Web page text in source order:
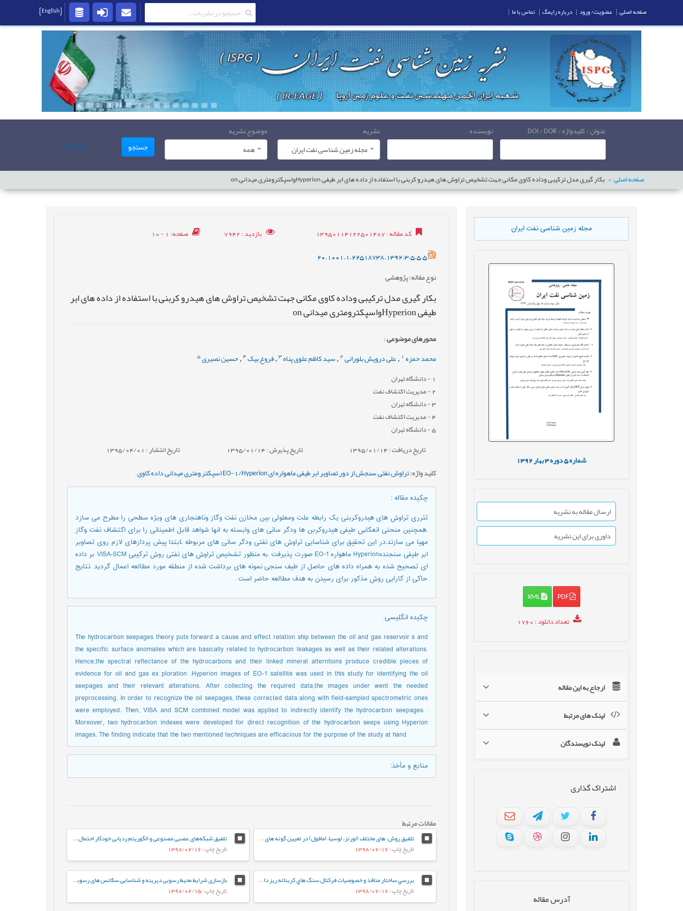
عنوان / کلیدواژه / DOI / DOR نویسنده
نشریه
مجله زمین شناسی نفت ایران
موضوع نشریه
همه
جستجو پیشرفته
صفحه اصلی بکار گیری مدل ترکیبی وداده کاوی مکانی جهت تشخیص تراوش های هیدرو کربنی با استفاده از داده های ابر طیفی Hyperionواسپکترومتری میدانی on
مجله زمین شناسی نفت ایران
شماره5 دوره3 بهار1392
ارسال مقاله به نشریه
داوری برای این نشریه
PDF
XML
تعداد دانلود: 1760
ارجاع به این مقاله
لینک های مرتبط
لینک نویسندگان
اشتراک گذاری
آدرس مقاله
کد مقاله: 13950114122501487 بازدید: 7942 صفحه: 1 - 10
20.1001.1.22518738.1392.3.5.5.5
نوع مقاله: پژوهشی
بکار گیری مدل ترکیبی وداده کاوی مکانی جهت تشخیص تراوش های هیدرو کربنی با استفاده از داده های ابر
طیفی Hyperionواسپکترومتری میدانی on
محورهای موضوعی:
محمد حمزه 1
,علی درویش بلورانی2
,سید کاظم علوی پناه3
,فروغ بیک4
,حسین نصیری5
1 - دانشگاه تهران
2- مدیریت اکتشاف نفت
3- دانشگاه تهران
4- مدیریت اکتشاف نفت
5- دانشگاه تهران
تاریخ دریافت : 1395/01/14 تاریخ پذیرش : 1395/01/14 تاریخ انتشار : 1395/04/01
کلید واژه:تراوش نفتی سنجش از دور تصاویر ابر طیفی ماهواره ای EO-1/Hyperion اسپکتر ومتری میدانی داده کاوی ,
چکیده مقاله:
تئرری تراوش های هیدروکربنی یک رابطه علت ومعلولی بین مخازن نفت وگاز وناهنجاری های ویژه سطحی را مطرح می سازد
.همچنین منحنی انعکاس طیفی هیدروکربن ها ودگر سانی های وابسته به انها شواهد قابل اطمینانی را برای اکتشاف نفت وگاز
مهیا می سازند.در این تحقیق برای شناسایی تراوش های نفتی ودگر سانی های مربوطه ،ابتدا پیش پردازهای لازم روی تصاویر
ابر طیفی سنجندهHyperion ماهواره EO-1 صورت پذیرفت .به منظور تشخیص تراوش های نفتی روش ترکیبی VISA-SCM بر داده
ای تصحیح شده به همراه داده های حاصل از طیف سنجی نمونه های برداشت شده از منطقه مورد مطالعه اعمال گردید .نتایج
حاکی از کارایی روش مذکور برای رسیدن به هدف مطالعه حاضر است .
چکیده انگلیسی:
The hydrocarbon seepages theory puts forward a cause and effect relation ship between the oil and gas reservoir s and
the specific surface anomalies which are basically related to hydrocarbon leakages as well as their related alterations.
Hence,the spectral reflectance of the hydrocarbons and their linked mineral alterntions produce credible pieces of
evidence for oil and gas ex ploration .Hyperion images of EO-1 satellite was used in this study for identifying the oil
seepages and their relevant alterations. After collecting the required data,the images under went the needed
preprocessing. In order to recognize the oil seepages, these corrected data along with field-sampled spectrometric ones
were employed. Then, VISA and SCM combined model was applied to indirectly identify the hydrocarbon seepages .
Moreover, two hydrocarbon indexes were developed for direct recognition of the hydrocarbon seeps using Hyperion
images. The finding indicate that the two mentioned techniques are efficacious for the purpose of the study at hand
منابع و مأخذ:
مقالات مرتبط
تلفیق روش¬های مختلف (لورنز، لوسیا، امافول) در تعیین گونه های سنگی و واحدهای جریانی در سازند رازک با سن میوسن پایینی در میدان گازی سرخون، حوضه رسوبی زاگرس، جنوب شرقی ایران
تاریخ چاپ: 1398/02/16
تلفیق شبکه‌های عصبی مصنوعی و الگوریتم ردیابی خودکار احتمال گسل نازک شده، جهت شناسایی، تفسیر و استخراج گسل‌ها
تاریخ چاپ: 1398/02/16
بررسي ساختار منافذ و خصوصيات فرکتال سنگ هاي کربناته ريز دانه‌ي گرو و سرگلو با استفاده از آناليز جذب در فشار پايين نيتروژن
تاریخ چاپ: 1398/02/16
بازسازی شرایط محیط رسوبی دیرینه و شناسایی سکانس های رسوبی موجود در سازند قم براساس میکروفاسیس¬ها در ناحیه کهک (جنوب غرب قم)
تاریخ چاپ: 1398/02/15
صفحه اصلی | عضویت/ ورود | درباره رایمگ | تماس با ما |
[English]